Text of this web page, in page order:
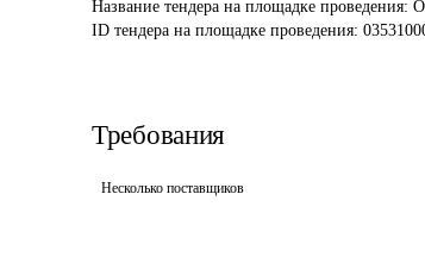
Название тендера на площадке проведения:
ID тендера на площадке проведения:
Требования
Несколько поставщиков